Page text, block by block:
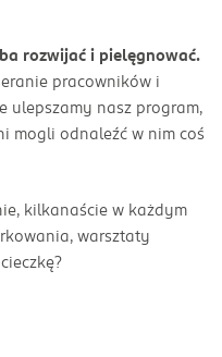
rozwijać i pielęgnować.
pracowników i
ulepszamy nasz program,
mogli odnaleźć w nim coś
kilkanaście w każdym
warsztaty